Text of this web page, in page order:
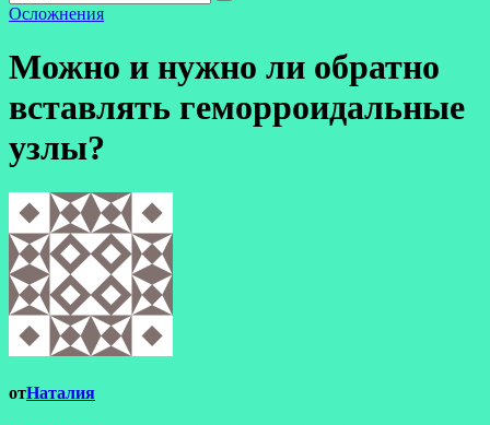
Осложнения
Можно и нужно ли обратно
вставлять геморроидальные
узлы?
отНаталия